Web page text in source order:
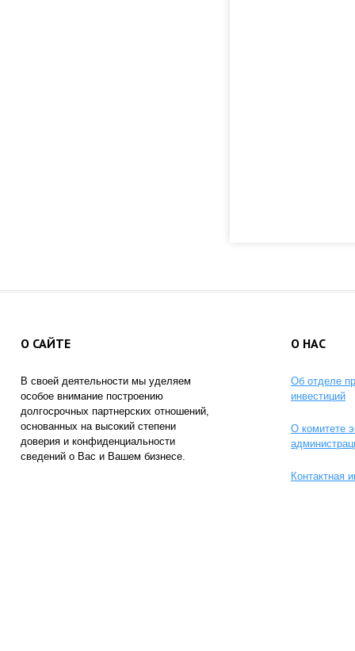
О САЙТЕ
В своей деятельности мы уделяем
особое внимание построению
долгосрочных партнерских отношений,
основанных на высокий степени
доверия и конфиденциальности
сведений о Вас и Вашем бизнесе.
О НАС
Об отделе
инвестиций
О комитете
Контактная